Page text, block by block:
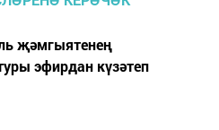
җәмгыятенең
эфирдан күзәтеп